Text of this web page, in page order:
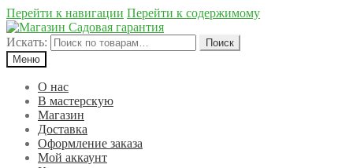
Перейти к навигации Перейти к содержимому
Искать:
Поиск
Меню
О нас
В мастерскую
Магазин
Доставка
Оформление заказа
Мой аккаунт